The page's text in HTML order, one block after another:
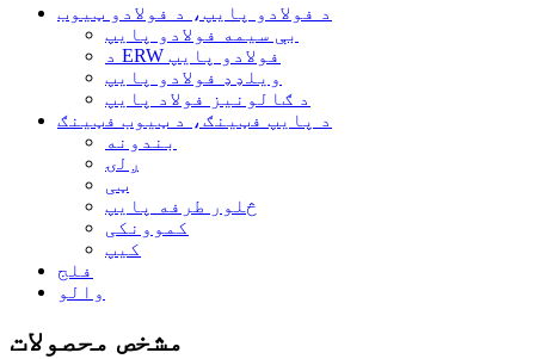
د فولادو پایپ، د فولادو ټیوب
بې سیمه فولادو پایپ
د ERW فولادو پایپ
ویلډډ فولادو پایپ
د ګالونیز فولاد پایپ
د پایپ فټینګ، د ټیوب فټینګ
بندونه
ږلۍ
ټی
څلور طرفه پایپ
کموونکی
کیپ
فلج
والو
مشخص محصولات